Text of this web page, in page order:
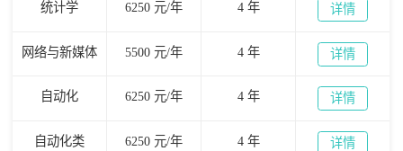
统计学 6250 元/年 4 年 详情
网络与新媒体 5500 元/年 4 年 详情
自动化 6250 元/年 4 年 详情
自动化类 6250 元/年 4 年 详情